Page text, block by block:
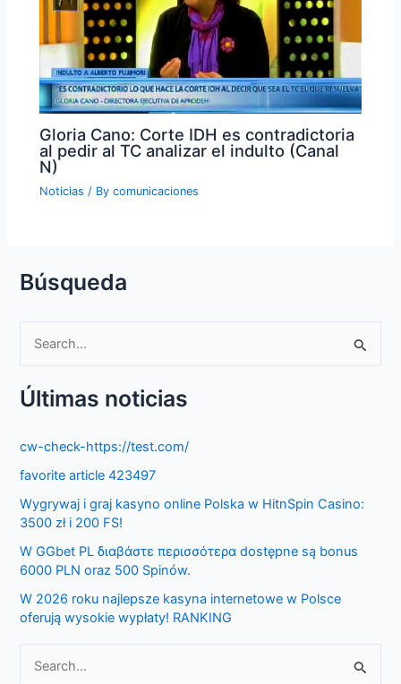
Gloria Cano: Corte IDH es contradictoria
al pedir al TC analizar el indulto (Canal
N)
Noticias / Bycomunicaciones
Búsqueda
a
c
h
f
o
r
Últimas noticias
cw-check-https://test.com/
favorite article 423497
Wygrywaj i graj kasyno online Polska w HitnSpin Casino:
3500 zł i 200 FS!
W GGbet PL διαβάστε περισσότερα dostępne są bonus
6000 PLN oraz 500 Spinów.
W 2026 roku najlepsze kasyna internetowe w Polsce
oferują wysokie wypłaty! RANKING